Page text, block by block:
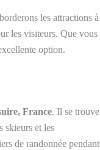
les attractions à
les visiteurs. Que vous
option.
France. Il se trouve
skieurs et les
de randonnée pendant